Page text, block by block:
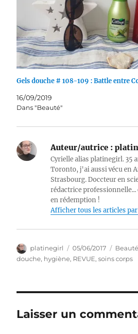
Gels douche # 108-109 : Battle entre
16/09/2019
Dans "Beauté"
Auteur/autrice :
Cyrielle alias platinegirl. 35
Toronto, j'ai aussi vécu en
Strasbourg. Doccteur en
rédactrice
en rédemption !
Afficher tous les articles
Auteur
platinegirl
Publié
le
05/06/2017 Beauté
douche, hygiène, REVUE,soins corps
Laisser un